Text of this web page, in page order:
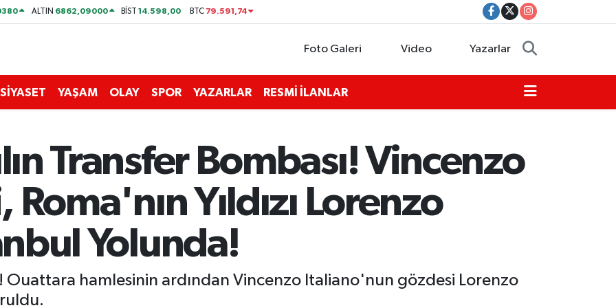
ALTIN 6862,09000 BİST14.598,00 BTC 79.591,74
Foto Galeri Video Yazarlar
SİYASET YAŞAM OLAY SPOR YAZARLAR RESMİ İLANLAR
Transfer Bombası! Vincenzo
Yıldızı Lorenzo
Yolunda!
Ouattara hamlesinin ardından Vincenzo Italiano'nun gözdesi Lorenzo